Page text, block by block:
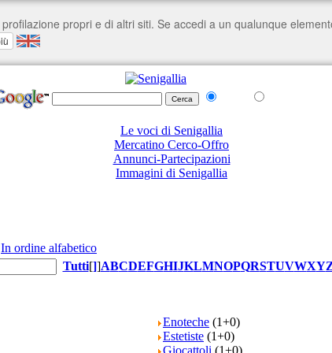
Le voci di Senigallia
Mercatino Cerco-Offro
Annunci-Partecipazioni
Immagini di Senigallia
In ordine alfabetico
Tutti[]]ABCDEFGHIJKLMNOPQRSTUVWXY
Enoteche (1+0)
Estetiste (1+0)
Giocattoli (1+0)